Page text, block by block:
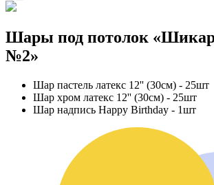
Шары под потолок
№2»
Шар пастель латекс 12'' (30см) - 25шт
Шар хром латекс 12'' (30см) - 25шт
Шар надпись Happy Birthday - 1шт